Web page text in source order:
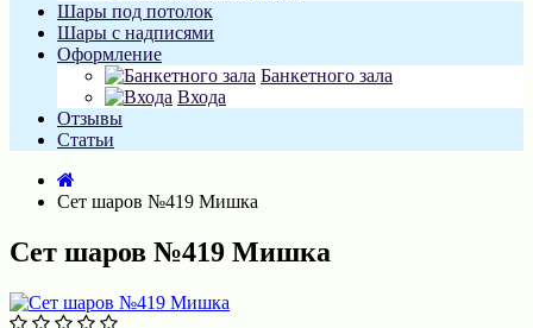
Шары под потолок
Шары с надписями
Оформление
Банкетного зала
Входа
Отзывы
Статьи
Сет шаров №419 Мишка
Сет шаров №419 Мишка